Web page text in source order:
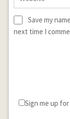
Save my
next time I
Sign me up